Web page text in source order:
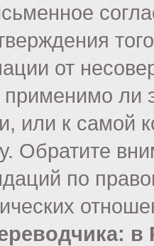
от
ли
или к самой
Обратите
по
в